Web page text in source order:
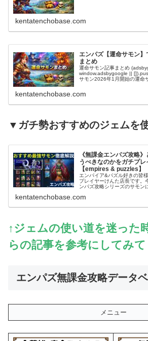
kentatenchobase.com
エンパズ【運命サモン
まとめ
運命サモン記事まとめ
window.adsbygoogle ||
サモン2026年1月開始の運命
kentatenchobase.com
▼ガチ勢おすすめのジェムを
《無課金エンパズ攻略
うべきなのかをガチプ
【empires & puzzles】
エンパイア&パズル好きの皆
プレイヤーけんた店長です。
ンパズ攻略シリーズのサモン
筆者が、多くのプレイヤーさ
kentatenchobase.com
↑ジェムの使い道を迷った
らの記事を参考にしてみて
エンパズ無課金攻略データ
メニュー